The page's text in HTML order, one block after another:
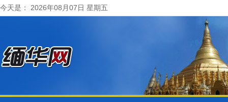
今天是： 2026年08月07日 星期五